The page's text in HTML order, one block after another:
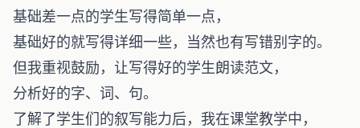
基础差一点的学生写得简单一点，
基础好的就写得详细一些，当然也有写错别字的。
但我重视鼓励，让写得好的学生朗读范文，
分析好的字、词、句。
了解了学生们的叙写能力后，我在课堂教学中，